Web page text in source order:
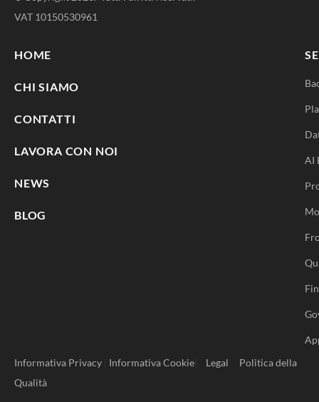
VAT 10150530961
HOME
CHI SIAMO
CONTATTI
LAVORA CON NOI
NEWS
BLOG
AI
Informativa Privacy
Informativa Cookie Legal
Politica della
Qualità